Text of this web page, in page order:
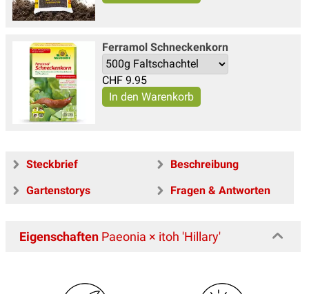
Ferramol Schneckenkorn
CHF 9.95
Steckbrief
Beschreibung
Gartenstorys
Fragen & Antworten
Eigenschaften Paeonia × itoh 'Hillary'